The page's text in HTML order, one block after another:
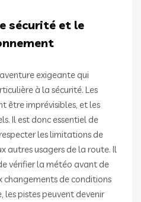
sécurité et le
exigeante qui
à la sécurité. Les
être imprévisibles, et les
Il est donc essentiel de
les limitations de
autres usagers de la route. Il
vérifier la météo avant de
de conditions
les pistes peuvent devenir